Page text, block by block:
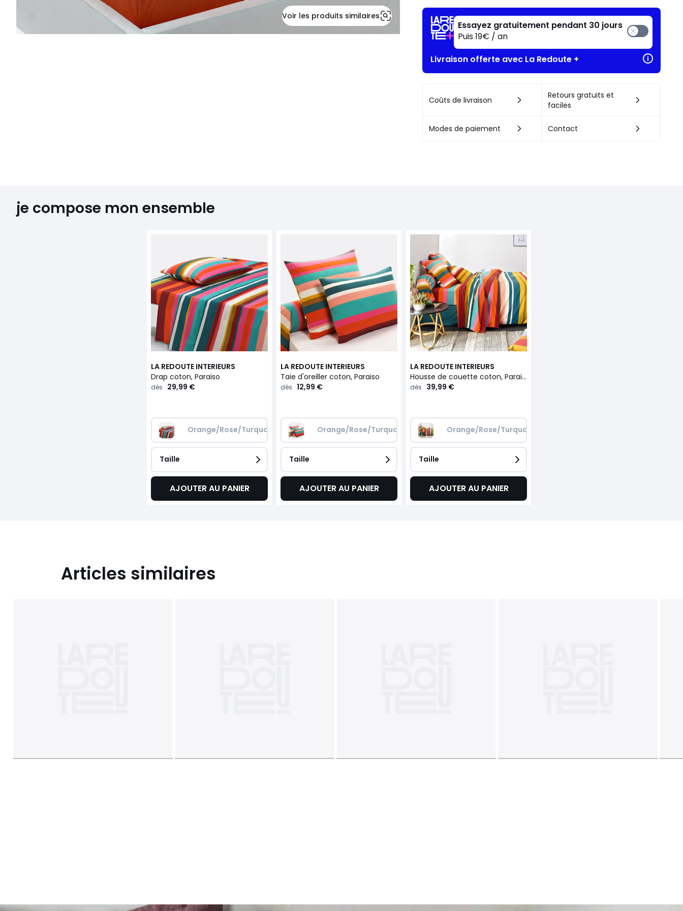
Voir les produits similaires
Essayez gratuitement pendant 30 jours
Puis 19€ / an
Livraison offerte avec La Redoute +
Coûts de livraison
Retours gratuits et
faciles
Modes de paiement Contact
je compose mon ensemble
LA REDOUTE INTERIEURS
Drap coton, Paraiso
dès 29,99 €
Orange/Rose/Turquoise/Jaune
Taille
AJOUTER AU PANIER
LA REDOUTE INTERIEURS
Taie d'oreiller coton, Paraiso
dès 12,99 €
Orange/Rose/Turquoise/Jaune
Taille
AJOUTER AU PANIER
LA REDOUTE INTERIEURS
Housse de couette coton, Paraiso
dès 39,99 €
Orange/Rose/Turquoise/Jaune
Taille
AJOUTER AU PANIER
Articles similaires